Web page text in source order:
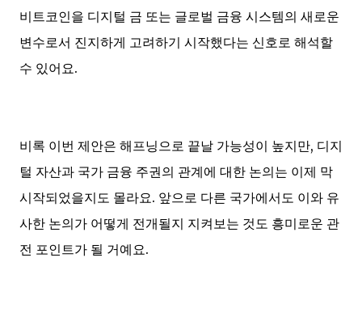
비트코인을 디지털 금 또는 글로벌 금융 시스템의 새로운
변수로서 진지하게 고려하기 시작했다는 신호로 해석할
수 있어요.
비록 이번 제안은 해프닝으로 끝날 가능성이 높지만, 디지
털 자산과 국가 금융 주권의 관계에 대한 논의는 이제 막
시작되었을지도 몰라요. 앞으로 다른 국가에서도 이와 유
사한 논의가 어떻게 전개될지 지켜보는 것도 흥미로운 관
전 포인트가 될 거예요.